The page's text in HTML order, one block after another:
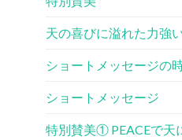
天の喜びに溢れた力強
ショートメッセージの
ショートメッセージ
特別賛美① PEACE​で天